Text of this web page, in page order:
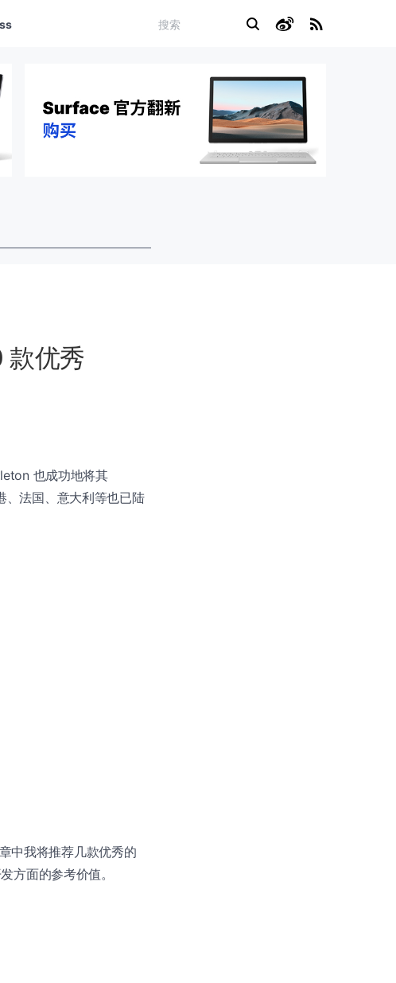
款优秀
也成功地将其
、法国、意大利等也已陆
中我将推荐几款优秀的
方面的参考价值。